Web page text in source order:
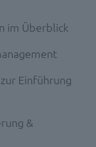
im Überblick
Einführung
&